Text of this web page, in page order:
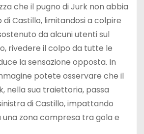
che il pugno di Jurk non abbia
Castillo, limitandosi a colpire
da alcuni utenti sul
rivedere il colpo da tutte le
la sensazione opposta. In
potete osservare che il
nella sua traiettoria, passa
di Castillo, impattando
zona compresa tra gola e